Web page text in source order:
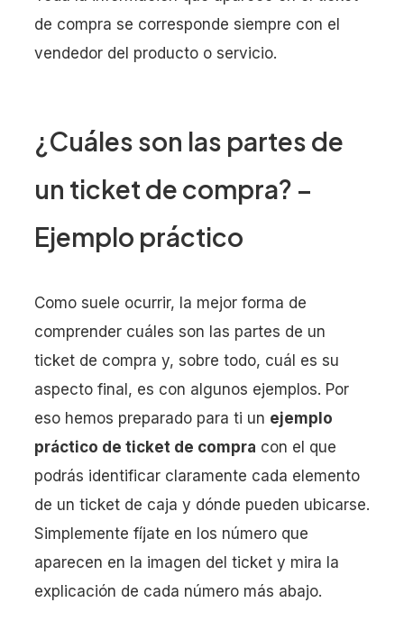
de compra se corresponde siempre con el
vendedor del producto o servicio.
¿Cuáles son las partes de
un ticket de compra? –
Ejemplo práctico
Como suele ocurrir, la mejor forma de
comprender cuáles son las partes de un
ticket de compra y, sobre todo, cuál es su
aspecto final, es con algunos ejemplos. Por
eso hemos preparado para ti un ejemplo
práctico de ticket de compra con el que
podrás identificar claramente cada elemento
de un ticket de caja y dónde pueden ubicarse.
Simplemente fíjate en los número que
aparecen en la imagen del ticket y mira la
explicación de cada número más abajo.